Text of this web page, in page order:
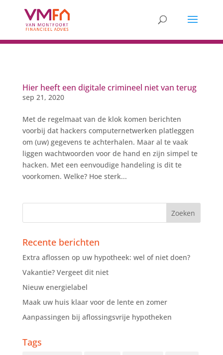
Hier heeft een digitale crimineel niet van terug
sep 21, 2020
Met de regelmaat van de klok komen berichten
voorbij dat hackers computernetwerken platleggen
om (uw) gegevens te achterhalen. Maar al te vaak
liggen wachtwoorden voor de hand en zijn simpel te
hacken. Met een eenvoudige handeling is dit te
voorkomen. Welke? Hoe sterk...
Recente berichten
Extra aflossen op uw hypotheek: wel of niet doen?
Vakantie? Vergeet dit niet
Nieuw energielabel
Maak uw huis klaar voor de lente en zomer
Aanpassingen bij aflossingsvrije hypotheken
Tags